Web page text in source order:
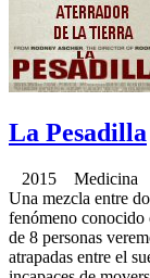
La Pesadilla
2015 Medicina
Una mezcla entre
fenómeno conocido
de 8 personas
atrapadas entre el